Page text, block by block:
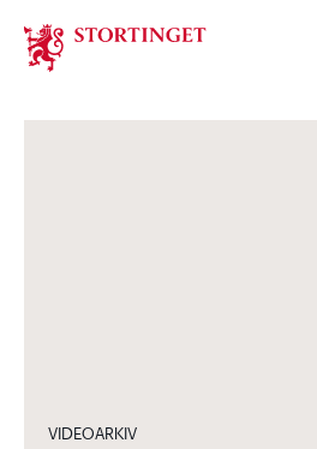
Stortinget.no
VIDEOARKIV